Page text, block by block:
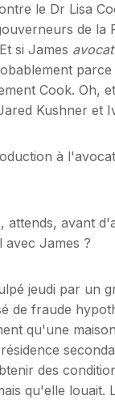
le Dr Lisa
de la
si James avocat
parce
Cook. Oh,
Kushner et
à
attends, avant
avec James ?
jeudi par un
de fraude
qu'une
des
qu'elle louait.